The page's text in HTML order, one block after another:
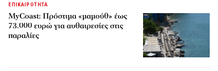
ΕΠΙΚΑΙΡΟΤΗΤΑ
MyCoast: Πρόστιμα «μαμούθ» έως
73.000 ευρώ για αυθαιρεσίες στις
παραλίες